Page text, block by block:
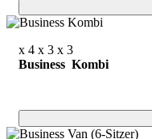
x 4 x 3 x 3
Business Kombi